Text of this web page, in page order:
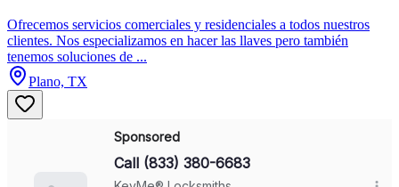
Ofrecemos servicios comerciales y residenciales a todos nuestros
clientes. Nos especializamos en hacer las llaves pero también
tenemos soluciones de ...
Plano, TX